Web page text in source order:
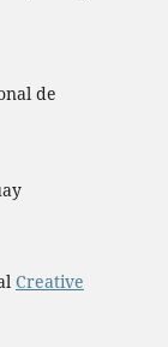
de
Creative